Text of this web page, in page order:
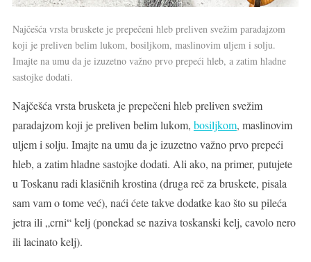
Najčešća vrsta bruskete je prepečeni hleb preliven svežim paradajzom
koji je preliven belim lukom, bosiljkom, maslinovim uljem i solju.
Imajte na umu da je izuzetno važno prvo prepeći hleb, a zatim hladne
sastojke dodati.
Najčešća vrsta brusketa je prepečeni hleb preliven svežim
paradajzom koji je preliven belim lukom, bosiljkom, maslinovim
uljem i solju. Imajte na umu da je izuzetno važno prvo prepeći
hleb, a zatim hladne sastojke dodati. Ali ako, na primer, putujete
u Toskanu radi klasičnih krostina (druga reč za bruskete, pisala
sam vam o tome već), naći ćete takve dodatke kao što su pileća
jetra ili „crni“ kelj (ponekad se naziva toskanski kelj, cavolo nero
ili lacinato kelj).